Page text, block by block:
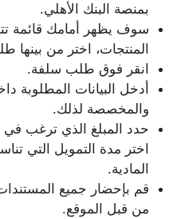
بمنصة البنك الأهلي.
سوف يظهر أمامك قائمة
المنتجات، اختر من بينها
انقر فوق طلب سلفة.
أدخل البيانات المطلوبة
والمخصصة لذلك.
حدد المبلغ الذي ترغب في
اختر مدة التمويل التي
المادية.
قم بإحضار جميع
من قبل الموقع.